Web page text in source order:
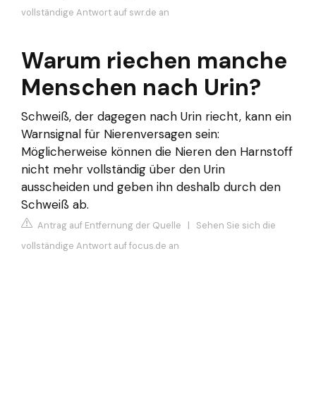
vollständige Antwort auf swr.de an
Warum riechen manche
Menschen nach Urin?
Schweiß, der dagegen nach Urin riecht, kann ein
Warnsignal für Nierenversagen sein:
Möglicherweise können die Nieren den Harnstoff
nicht mehr vollständig über den Urin
ausscheiden und geben ihn deshalb durch den
Schweiß ab.
Antrag auf Entfernung der Quelle | Sehen Sie sich die
vollständige Antwort auf focus.de an